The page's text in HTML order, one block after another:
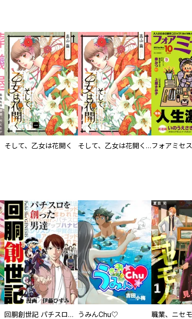
そして、乙女は花開く そして、乙女は花開く【合冊版】フォアミセス
回胴創世記 パチスロを創った男達 うみんChu♡